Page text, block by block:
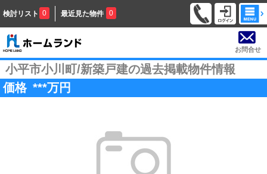
検討リスト 0 最近見た物件 0
お問合せ
小平市小川町/新築戸建の過去掲載物件情報
価格 ***万円